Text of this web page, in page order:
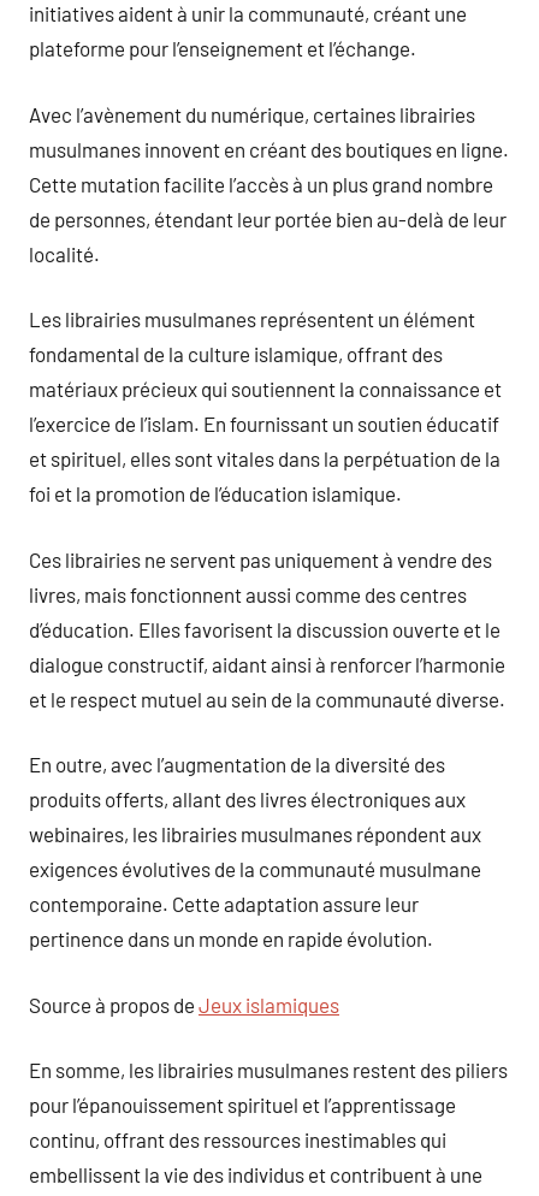
initiatives aident à unir la communauté, créant une
plateforme pour l’enseignement et l’échange.
Avec l’avènement du numérique, certaines librairies
musulmanes innovent en créant des boutiques en ligne.
Cette mutation facilite l’accès à un plus grand nombre
de personnes, étendant leur portée bien au-delà de leur
localité.
Les librairies musulmanes représentent un élément
fondamental de la culture islamique, offrant des
matériaux précieux qui soutiennent la connaissance et
l’exercice de l’islam. En fournissant un soutien éducatif
et spirituel, elles sont vitales dans la perpétuation de la
foi et la promotion de l’éducation islamique.
Ces librairies ne servent pas uniquement à vendre des
livres, mais fonctionnent aussi comme des centres
d’éducation. Elles favorisent la discussion ouverte et le
dialogue constructif, aidant ainsi à renforcer l’harmonie
et le respect mutuel au sein de la communauté diverse.
En outre, avec l’augmentation de la diversité des
produits offerts, allant des livres électroniques aux
webinaires, les librairies musulmanes répondent aux
exigences évolutives de la communauté musulmane
contemporaine. Cette adaptation assure leur
pertinence dans un monde en rapide évolution.
Source à propos de Jeux islamiques
En somme, les librairies musulmanes restent des piliers
pour l’épanouissement spirituel et l’apprentissage
continu, offrant des ressources inestimables qui
embellissent la vie des individus et contribuent à une